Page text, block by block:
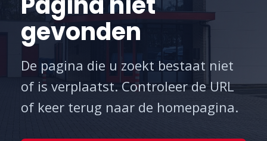
gevonden
De pagina die u zoekt bestaat niet
of is verplaatst. Controleer de URL
of keer terug naar de homepagina.